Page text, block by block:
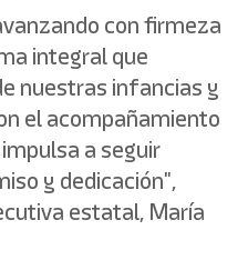
con firmeza
integral que
nuestras infancias y
el acompañamiento
a seguir
y dedicación",
estatal, María